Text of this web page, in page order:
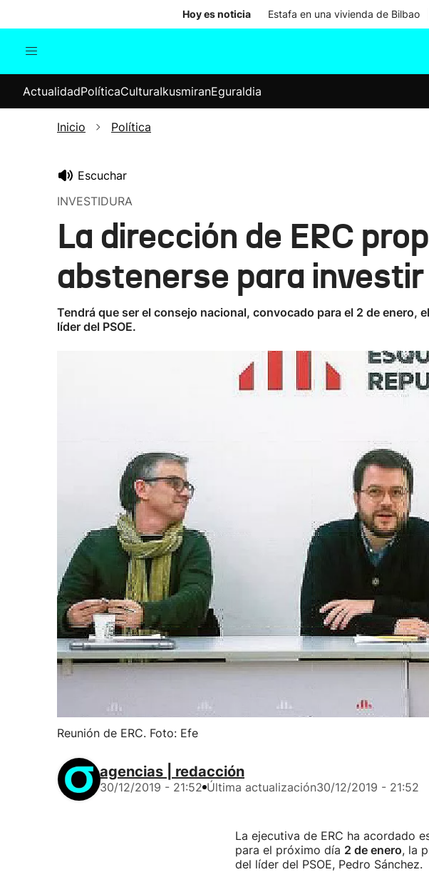
Hoy es noticia Estafa en una vivienda de Bilbao
Internacional
Elecciones
ActualidadPolíticaCulturaIkusmiranEguraldia
Inicio Política
Escuchar
INVESTIDURA
La dirección de ERC
abstenerse para
Tendrá que ser el consejo nacional, convocado para el 2 de
líder del PSOE.
Reunión de ERC. Foto: Efe
agencias | redacción
30/12/2019 - 21:52 Última actualización30/12/2019 - 21:52
La ejecutiva de ERC ha acordado
para el próximo día 2 de enero, la
del líder del PSOE, Pedro Sánchez.